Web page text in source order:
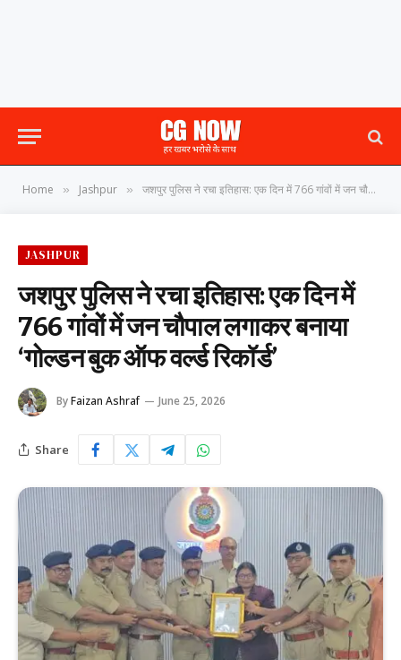
Home » Jashpur » जशपुर पुलिस ने रचा इतिहास: एक दिन में 766 गांवों में जन चौपाल लगाकर बनाया ‘गोल्डन बुक ऑफ वर्ल्ड रिकॉर्ड’
JASHPUR
जशपुर पुलिस ने रचा इतिहास: एक दिन में
766 गांवों में जन चौपाल लगाकर बनाया
‘गोल्डन बुक ऑफ वर्ल्ड रिकॉर्ड’
ByFaizan Ashraf June 25, 2026
Share